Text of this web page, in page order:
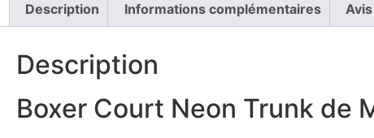
Description Informations complémentaires
Description
Boxer Court Neon Trunk de